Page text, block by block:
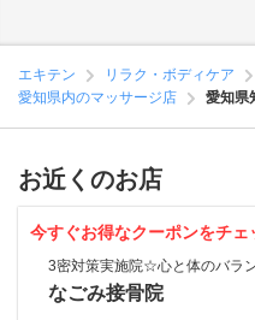
エキテン リラク・ボディケア
愛知県内のマッサージ店
愛知県
お近くのお店
今すぐお得なクーポンをチェ
3密対策実施院☆心と体のバラ
なごみ接骨院